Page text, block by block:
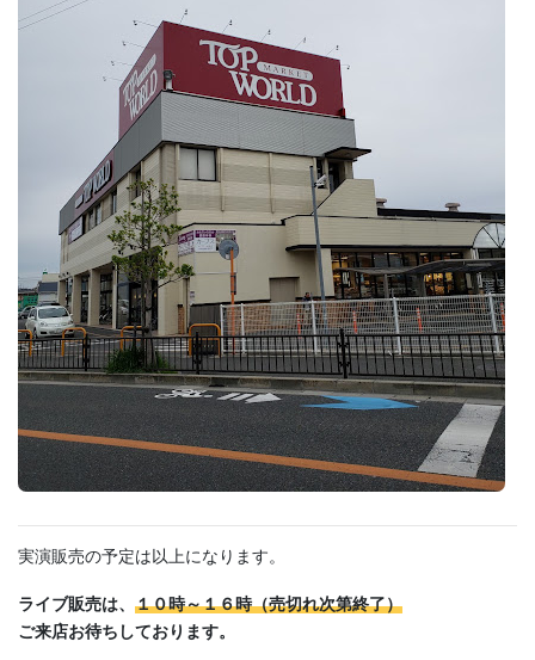
実演販売の予定は以上になります。
ライブ販売は、 １０時～１６時（売切れ次第終了）
ご来店お待ちしております。